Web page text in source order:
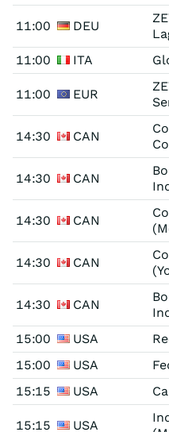
11:00 DEU
11:00 ITA
11:00 EUR
14:30 CAN
14:30 CAN
14:30 CAN
14:30 CAN
14:30 CAN
15:00 USA
15:00
USA
15:15
USA
15:15 USA